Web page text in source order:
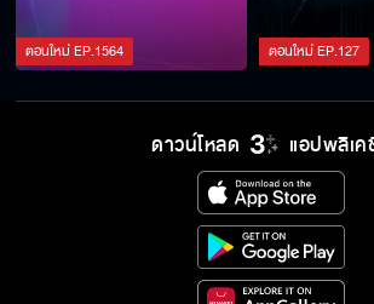
เก๋เที่ยววัดอรุณฯ เรียนรู้อ
“ป๊อปปี้ รัชพงศ์” บุกคลองโ
ขายน้ำผลไม้ปั่นสุดไวรัล
“พริกขิง สุรีย์ญะเรศ” เติม
มือ จาก Hand Talent เงิน
ตอนใหม่EP.1564 ตอนใหม่EP.127
ดาวน์โหลด แอปพลิเค